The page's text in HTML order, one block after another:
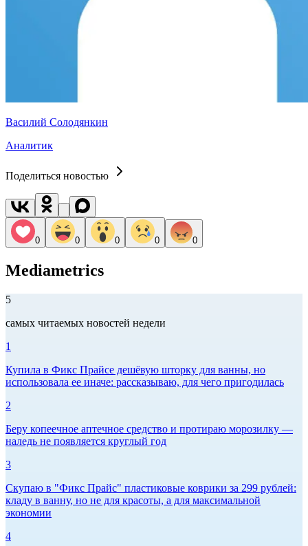
Василий Солодянкин
Аналитик
Поделиться новостью
0 0 0 0 0
Mediametrics
5
самых читаемых новостей недели
1
Купила в Фикс Прайсе дешёвую шторку для ванны, но
использовала ее иначе: рассказываю, для чего пригодилась
2
Беру копеечное аптечное средство и протираю морозилку —
наледь не появляется круглый год
3
Скупаю в "Фикс Прайс" пластиковые коврики за 299 рублей:
кладу в ванну, но не для красоты, а для максимальной
экономии
4